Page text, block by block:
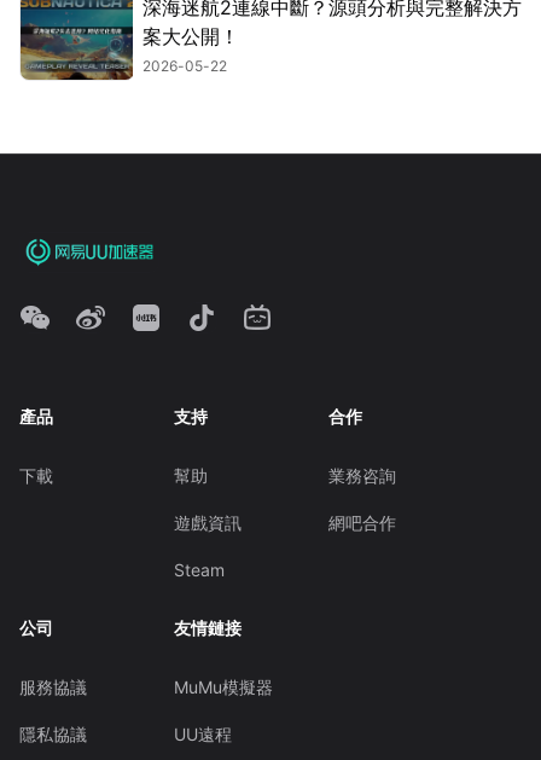
深海迷航2連線中斷？源頭分析與完整解決方
案大公開！
2026-05-22
產品
下載
支持
幫助
遊戲資訊
Steam
合作
業務咨詢
網吧合作
公司
服務協議
隱私協議
友情鏈接
MuMu模擬器
UU遠程